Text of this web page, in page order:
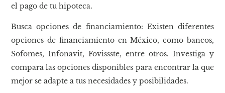
el pago de tu hipoteca.
Busca opciones de financiamiento: Existen diferentes
opciones de financiamiento en México, como bancos,
Sofomes, Infonavit, Fovissste, entre otros. Investiga y
compara las opciones disponibles para encontrar la que
mejor se adapte a tus necesidades y posibilidades.